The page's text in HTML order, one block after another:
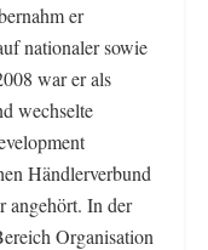
er
nationaler sowie
war er als
wechselte
Händlerverbund
angehört. In der
Organisation